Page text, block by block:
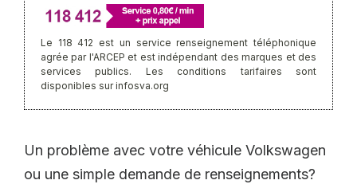
Le 118 412 est un service renseignement téléphonique
agrée par l'ARCEP et est indépendant des marques et des
services publics. Les conditions tarifaires sont
disponibles sur infosva.org
Un problème avec votre véhicule Volkswagen
ou une simple demande de renseignements?